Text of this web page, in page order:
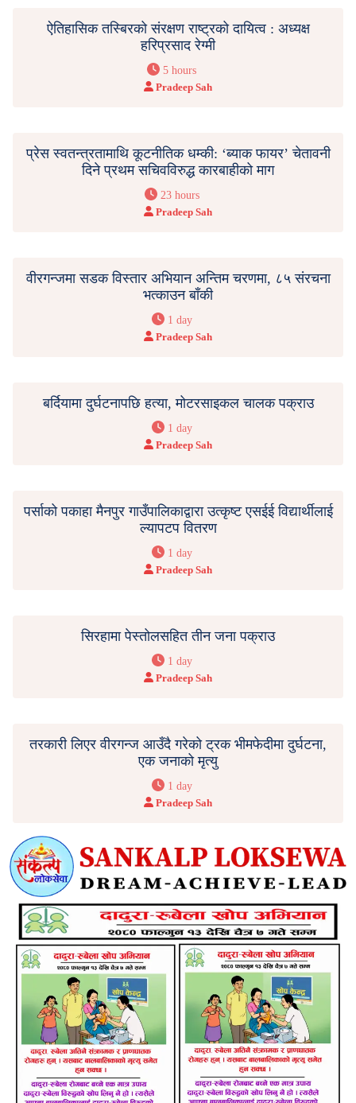
ऐतिहासिक तस्बिरको संरक्षण राष्ट्रको दायित्व : अध्यक्ष
हरिप्रसाद रेग्मी
5 hours
Pradeep Sah
प्रेस स्वतन्त्रतामाथि कूटनीतिक धम्की: ‘ब्याक फायर’ चेतावनी
दिने प्रथम सचिवविरुद्ध कारबाहीको माग
23 hours
Pradeep Sah
वीरगन्जमा सडक विस्तार अभियान अन्तिम चरणमा, ८५ संरचना
भत्काउन बाँकी
1 day
Pradeep Sah
बर्दियामा दुर्घटनापछि हत्या, मोटरसाइकल चालक पक्राउ
1 day
Pradeep Sah
पर्साको पकाहा मैनपुर गाउँपालिकाद्वारा उत्कृष्ट एसईई विद्यार्थीलाई
ल्यापटप वितरण
1 day
Pradeep Sah
सिरहामा पेस्तोलसहित तीन जना पक्राउ
1 day
Pradeep Sah
तरकारी लिएर वीरगन्ज आउँदै गरेको ट्रक भीमफेदीमा दुर्घटना,
एक जनाको मृत्यु
1 day
Pradeep Sah